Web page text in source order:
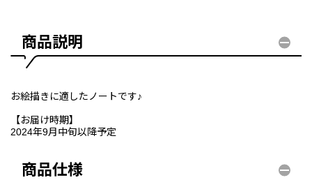
商品説明
お絵描きに適したノートです♪
【お届け時期】
2024年9月中旬以降予定
商品仕様